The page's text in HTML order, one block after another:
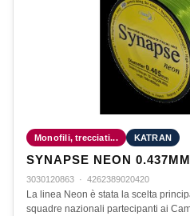
Monofili, trecciati... KATRAN
SYNAPSE NEON
3030120863 · 4262389020420
La linea Neon è stata la scelta
squadre nazionali partecipanti ai